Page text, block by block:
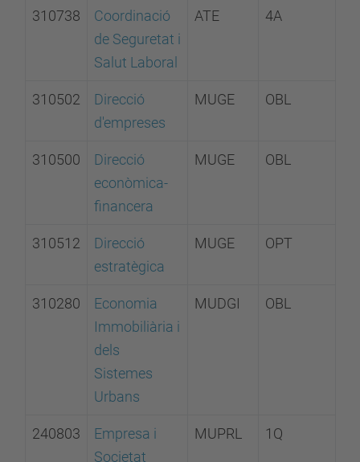
310738
Coordinació
de Seguretat i
Salut Laboral
ATE 4A
310502
Direcció
d'empreses
MUGE OBL
310500
Direcció
econòmica-
financera
MUGE OBL
310512
Direcció
estratègica
MUGE OPT
310280
Economia
Immobiliària i
dels
Sistemes
Urbans
MUDGI OBL
240803
Empresa i
Societat
MUPRL 1Q